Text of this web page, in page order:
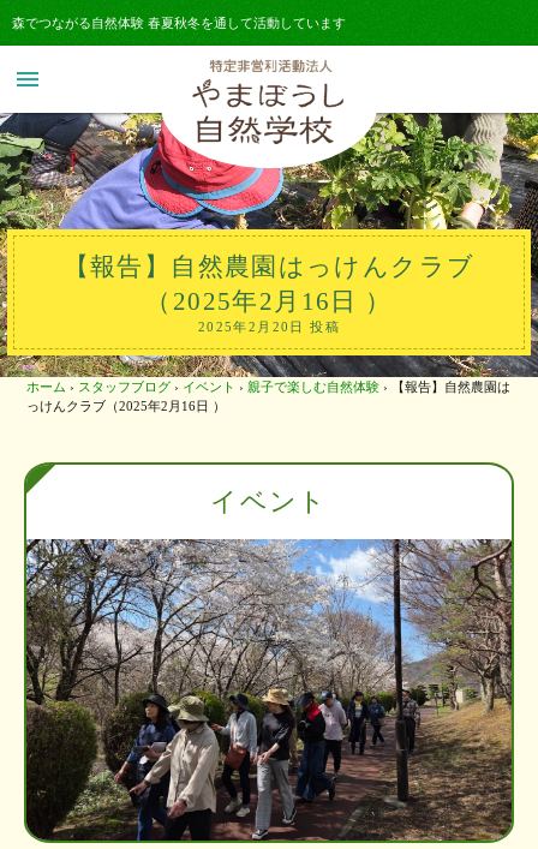
森でつながる自然体験 春夏秋冬を通して活動しています
menu
【報告】自然農園はっけんクラブ
（2025年2月16日 ）
2025年2月20日 投稿
ホーム › スタッフブログ › イベント › 親子で楽しむ自然体験 › 【報告】自然農園は
っけんクラブ（2025年2月16日 ）
イベント